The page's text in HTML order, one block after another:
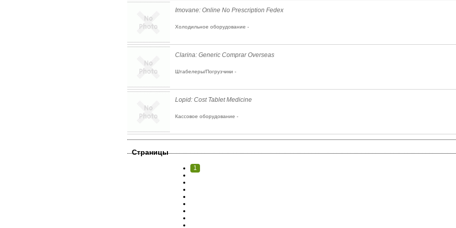
Imovane: Online No Prescription Fedex
Холодильное оборудование -
Clarina: Generic Comprar Overseas
Штабелеры/Погрузчики -
Lopid: Cost Tablet Medicine
Кассовое оборудование -
Страницы
1